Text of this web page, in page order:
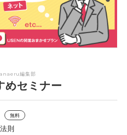
編集部
めセミナー
無料
則